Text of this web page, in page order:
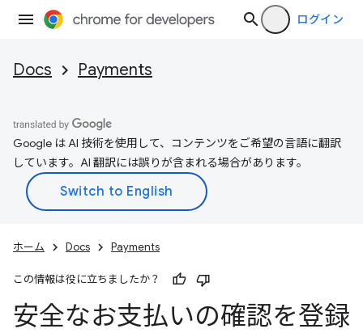
ログイン
Docs Payments
Google は AI 技術を使用して、コンテンツをご希望の言語に翻訳
しています。AI 翻訳には誤りが含まれる場合があります。
ホーム Docs Payments
この情報は役に立ちましたか？
安全なお支払いの確認を登録